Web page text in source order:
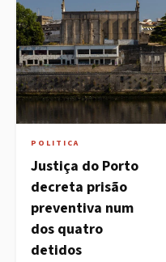
POLITICA
Justiça do Porto
decreta prisão
preventiva num
dos quatro
detidos